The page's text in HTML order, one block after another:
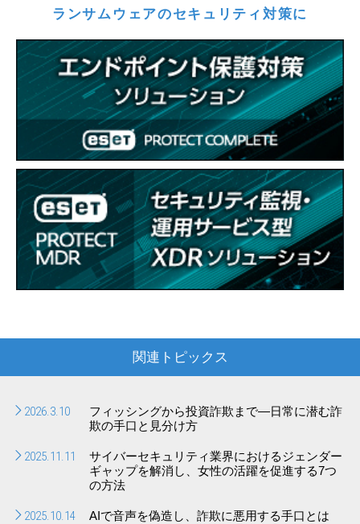
ランサムウェアのセキュリティ対策に
関連トピックス
2026.3.10
フィッシングから投資詐欺まで―日常に潜む詐
欺の手口と見分け方
2025.11.11
サイバーセキュリティ業界におけるジェンダー
ギャップを解消し、女性の活躍を促進する7つ
の方法
2025.10.14 AIで音声を偽造し、詐欺に悪用する手口とは